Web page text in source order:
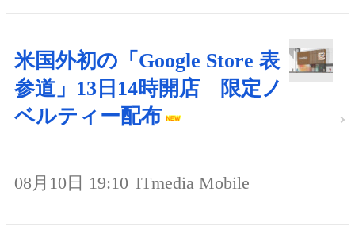
米国外初の「Google Store 表
参道」13日14時開店 限定ノ
ベルティー配布
08月10日 19:10 ITmedia Mobile